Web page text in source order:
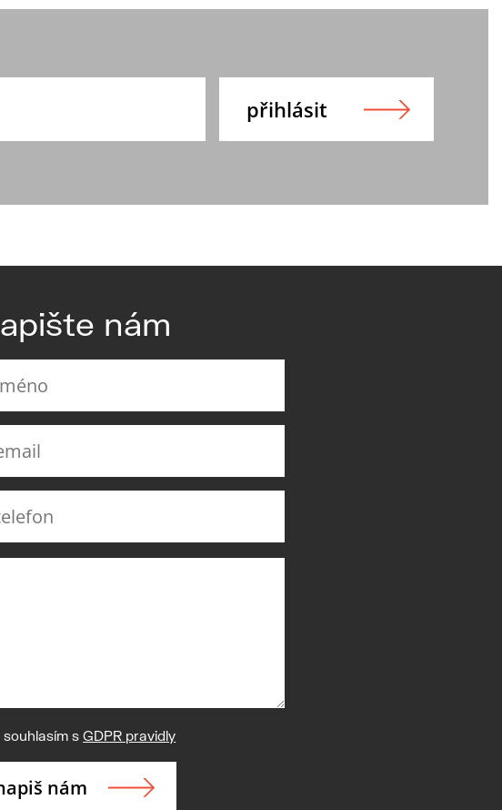
nám
souhlasím sGDPR pravidly